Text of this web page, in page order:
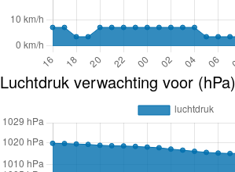
Luchtdruk verwachting voor (hPa)